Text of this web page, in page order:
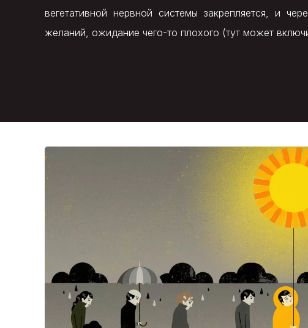
вегетативной нервной системы закрепляется, и
желаний, ожидание чего-то плохого (тут может